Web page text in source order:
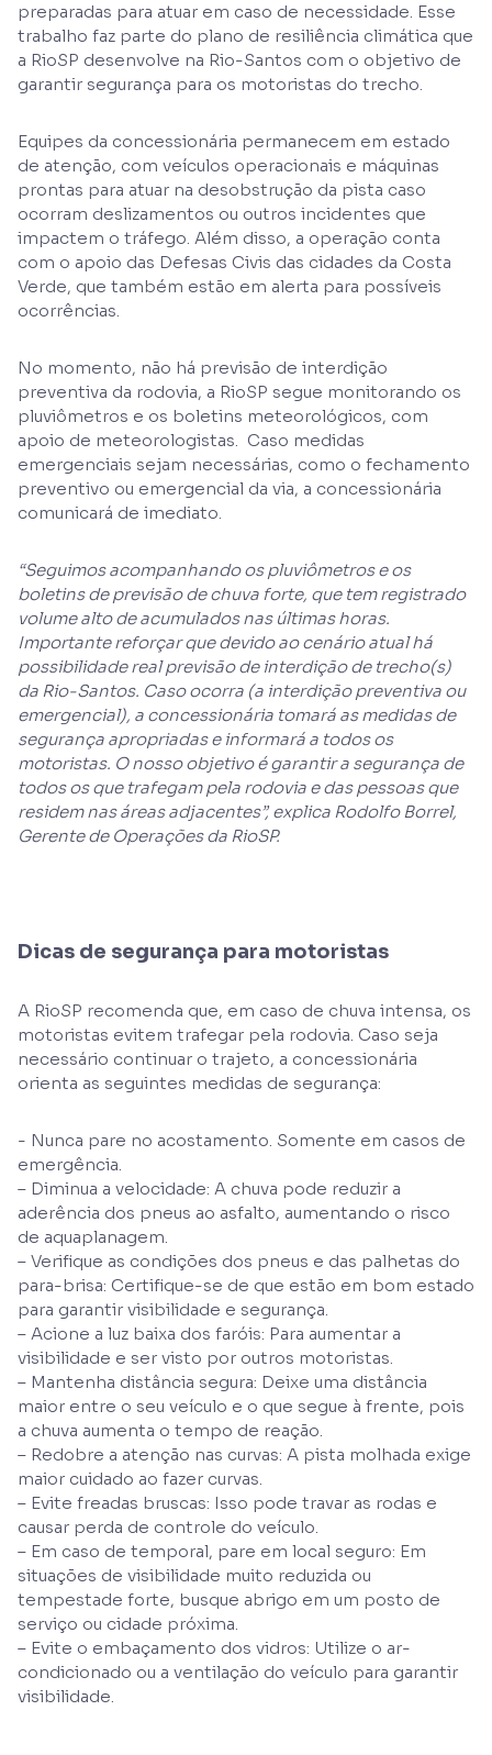
preparadas para atuar em caso de necessidade. Esse
trabalho faz parte do plano de resiliência climática que
a RioSP desenvolve na Rio-Santos com o objetivo de
garantir segurança para os motoristas do trecho.
Equipes da concessionária permanecem em estado
de atenção, com veículos operacionais e máquinas
prontas para atuar na desobstrução da pista caso
ocorram deslizamentos ou outros incidentes que
impactem o tráfego. Além disso, a operação conta
com o apoio das Defesas Civis das cidades da Costa
Verde, que também estão em alerta para possíveis
ocorrências.
No momento, não há previsão de interdição
preventiva da rodovia, a RioSP segue monitorando os
pluviômetros e os boletins meteorológicos, com
apoio de meteorologistas. Caso medidas
emergenciais sejam necessárias, como o fechamento
preventivo ou emergencial da via, a concessionária
comunicará de imediato.
“Seguimos acompanhando os pluviômetros e os
boletins de previsão de chuva forte, que tem registrado
volume alto de acumulados nas últimas horas.
Importante reforçar que devido ao cenário atual há
possibilidade real previsão de interdição de trecho(s)
da Rio-Santos. Caso ocorra (a interdição preventiva ou
emergencial), a concessionária tomará as medidas de
segurança apropriadas e informará a todos os
motoristas. O nosso objetivo é garantir a segurança de
todos os que trafegam pela rodovia e das pessoas que
residem nas áreas adjacentes”, explica Rodolfo Borrel,
Gerente de Operações da RioSP.
Dicas de segurança para motoristas
A RioSP recomenda que, em caso de chuva intensa, os
motoristas evitem trafegar pela rodovia. Caso seja
necessário continuar o trajeto, a concessionária
orienta as seguintes medidas de segurança:
- Nunca pare no acostamento. Somente em casos de
emergência.
– Diminua a velocidade: A chuva pode reduzir a
aderência dos pneus ao asfalto, aumentando o risco
de aquaplanagem.
– Verifique as condições dos pneus e das palhetas do
para-brisa: Certifique-se de que estão em bom estado
para garantir visibilidade e segurança.
– Acione a luz baixa dos faróis: Para aumentar a
visibilidade e ser visto por outros motoristas.
– Mantenha distância segura: Deixe uma distância
maior entre o seu veículo e o que segue à frente, pois
a chuva aumenta o tempo de reação.
– Redobre a atenção nas curvas: A pista molhada exige
maior cuidado ao fazer curvas.
– Evite freadas bruscas: Isso pode travar as rodas e
causar perda de controle do veículo.
– Em caso de temporal, pare em local seguro: Em
situações de visibilidade muito reduzida ou
tempestade forte, busque abrigo em um posto de
serviço ou cidade próxima.
– Evite o embaçamento dos vidros: Utilize o ar-
condicionado ou a ventilação do veículo para garantir
visibilidade.